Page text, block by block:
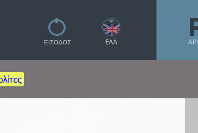
ΕΛΛ